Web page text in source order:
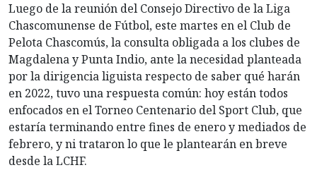
Luego de la reunión del Consejo Directivo de la Liga
Chascomunense de Fútbol, este martes en el Club de
Pelota Chascomús, la consulta obligada a los clubes de
Magdalena y Punta Indio, ante la necesidad planteada
por la dirigencia liguista respecto de saber qué harán
en 2022, tuvo una respuesta común: hoy están todos
enfocados en el Torneo Centenario del Sport Club, que
estaría terminando entre fines de enero y mediados de
febrero, y ni trataron lo que le plantearán en breve
desde la LCHF.